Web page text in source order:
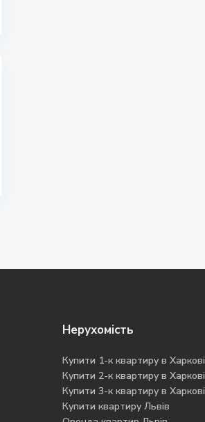
Нерухомість
Купити 1-к квартиру в Харкові
Купити 2-к квартиру в Харкові
Купити 3-к квартиру в Харкові
Купити квартиру Львів